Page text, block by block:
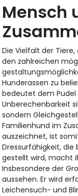
Mensch
Die Vielfalt der
den zahlreichen
Hunderassen zu
bedeutet dem Pudel
Unberechenbarkeit
sondern
Familienhund im
auszeichnet, ist
Dressurfähigkeit, die
gestellt wird, macht
Insbesondere der
aussehen. Er wird
Leichensuch- und